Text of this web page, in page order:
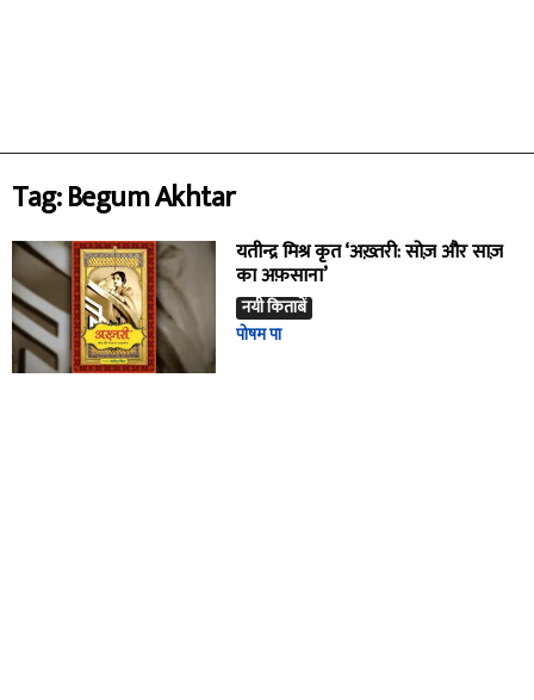
Tag: Begum Akhtar
यतीन्द्र मिश्र कृत ‘अख़्तरी: सोज़ और साज़
का अफ़साना’
नयी किताबें
पोषम पा